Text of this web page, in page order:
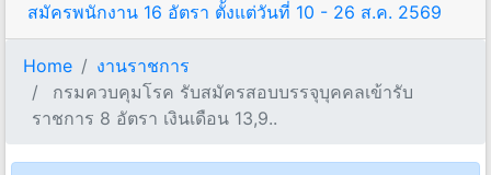
สมัครพนักงาน 16 อัตรา ตั้งแต่วันที่ 10 - 26 ส.ค. 2569
Home
งานราชการ
กรมควบคุมโรค รับสมัครสอบบรรจุบุคคลเข้ารับ
ราชการ 8 อัตรา เงินเดือน 13,9..